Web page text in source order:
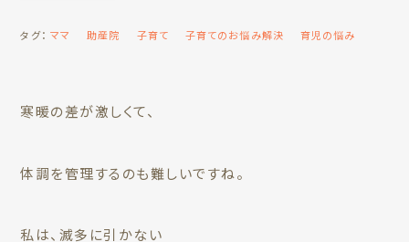
タグ： ママ 助産院 子育て 子育てのお悩み解決 育児の悩み
寒暖の差が激しくて、
体調を管理するのも難しいですね。
私は、滅多に引かない